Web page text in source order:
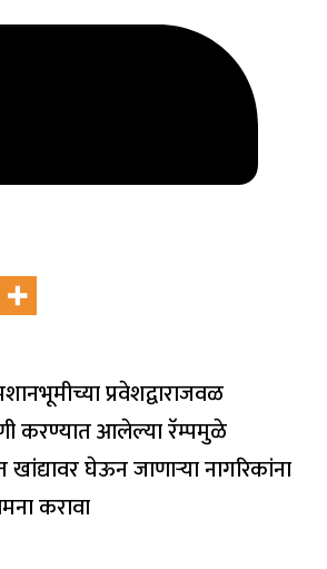
प्रवेशद्वाराजवळ
करण्यात आलेल्या रॅम्पमुळे
खांद्यावर घेऊन जाणाऱ्या नागरिकांना
करावा